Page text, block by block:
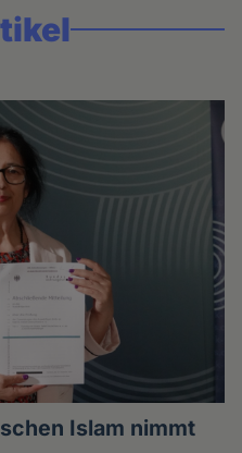
Islam nimmt